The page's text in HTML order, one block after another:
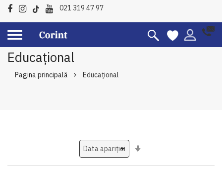
021 319 47 97
Educațional
Pagina principală Educațional